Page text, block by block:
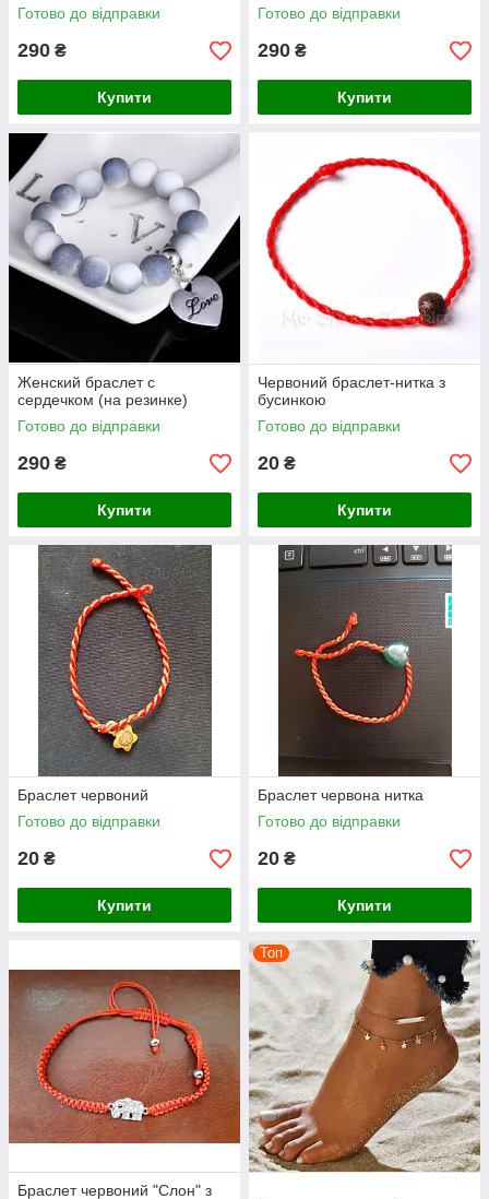
Готово до відправки
290 ₴
Купити
Готово до відправки
290 ₴
Купити
Женский браслет с
сердечком (на резинке)
Готово до відправки
290 ₴
Купити
Червоний браслет-нитка з
бусинкою
Готово до відправки
20 ₴
Купити
Браслет червоний
Готово до відправки
20 ₴
Купити
Браслет червона нитка
Готово до відправки
20 ₴
Купити
Браслет червоний "Слон" з
Топ